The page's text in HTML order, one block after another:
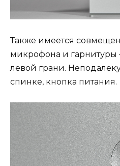
Также имеется
микрофона и гарнитуры
левой грани.
спинке, кнопка питания.